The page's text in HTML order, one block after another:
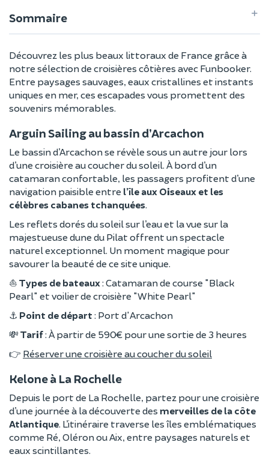
Sommaire
Découvrez les plus beaux littoraux de France grâce à
notre sélection de croisières côtières avec Funbooker.
Entre paysages sauvages, eaux cristallines et instants
uniques en mer, ces escapades vous promettent des
souvenirs mémorables.
Arguin Sailing au bassin d’Arcachon
Le bassin d’Arcachon se révèle sous un autre jour lors
d’une croisière au coucher du soleil. À bord d’un
catamaran confortable, les passagers profitent d’une
navigation paisible entre l’île aux Oiseaux et les
célèbres cabanes tchanquées.
Les reflets dorés du soleil sur l’eau et la vue sur la
majestueuse dune du Pilat offrent un spectacle
naturel exceptionnel. Un moment magique pour
savourer la beauté de ce site unique.
⛵ Types de bateaux: Catamaran de course "Black
Pearl" et voilier de croisière "White Pearl"
⚓ Point de départ : Port d'Arcachon
💸 Tarif: À partir de 590€ pour une sortie de 3 heures
👉 Réserver une croisière au coucher du soleil
Kelone à La Rochelle
Depuis le port de La Rochelle, partez pour une croisière
d’une journée à la découverte des merveilles de la côte
Atlantique. L’itinéraire traverse les îles emblématiques
comme Ré, Oléron ou Aix, entre paysages naturels et
eaux scintillantes.